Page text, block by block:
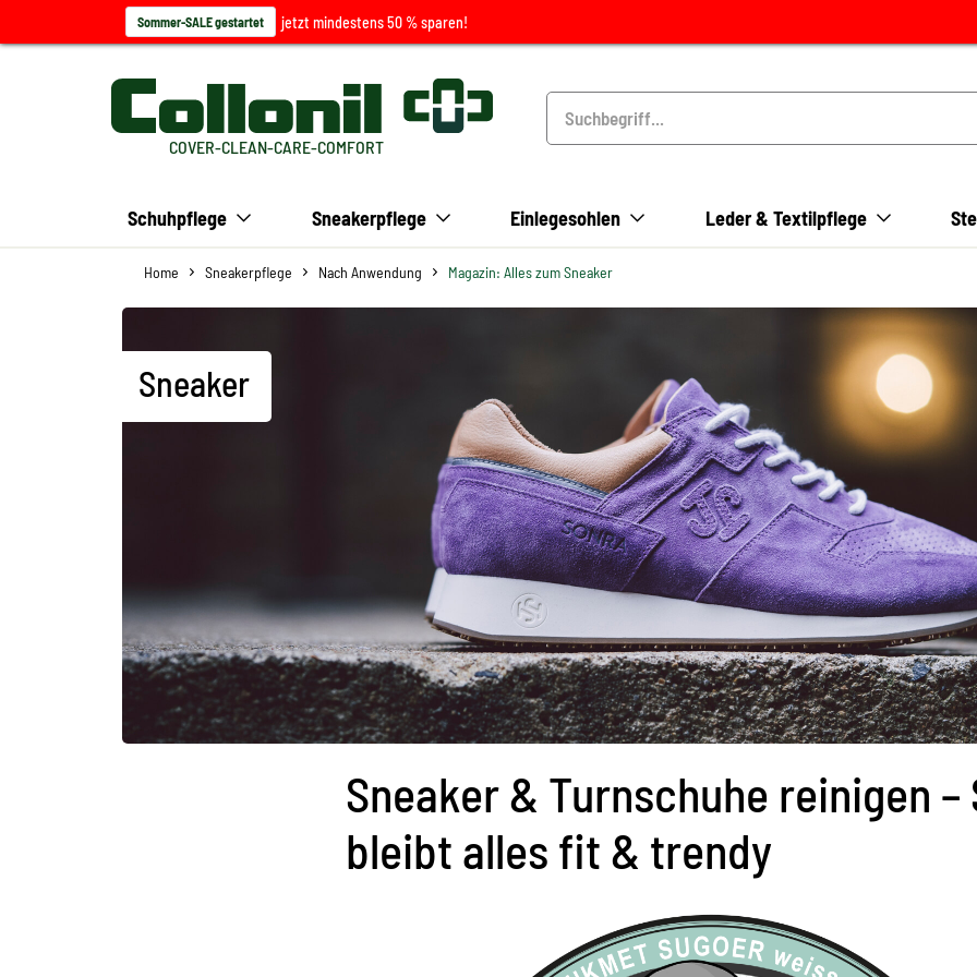
Sommer-SALE gestartet jetzt mindestens 50 % sparen!
COVER-CLEAN-CARE-COMFORT
Schuhpflege Sneakerpflege Einlegesohlen Leder & Textilpflege
Home Sneakerpflege Nach Anwendung Magazin: Alles zum Sneaker
Sneaker
Sneaker & Turnschuhe reinigen –
bleibt alles fit & trendy